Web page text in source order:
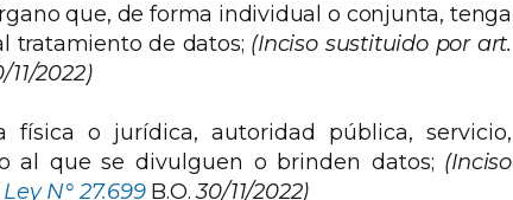
que, de forma individual o conjunta, tenga
tratamiento de datos; (Inciso sustituido por art.
11/2022)
física o jurídica, autoridad pública, servicio,
al que se divulguen o brinden datos; (Inciso
Ley N° 27.699B.O.30/11/2022)